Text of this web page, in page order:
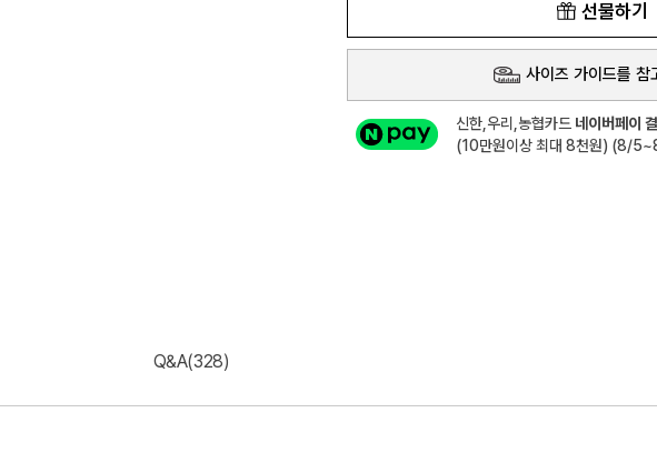
선물하기
사이즈 가이드를 참
신한,우리,농협카드 네이버페이
(10만원이상 최대 8천원) (8/
Q&A(328)